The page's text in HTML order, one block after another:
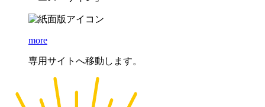
more
専用サイトへ移動します。